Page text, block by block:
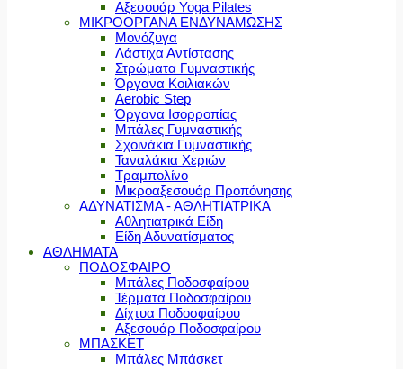
Αξεσουάρ Yoga Pilates
ΜΙΚΡΟΟΡΓΑΝΑ ΕΝΔΥΝΑΜΩΣΗΣ
Μονόζυγα
Λάστιχα Αντίστασης
Στρώματα Γυμναστικής
Όργανα Κοιλιακών
Aerobic Step
Όργανα Ισορροπίας
Μπάλες Γυμναστικής
Σχοινάκια Γυμναστικής
Ταναλάκια Χεριών
Τραμπολίνο
Μικροαξεσουάρ Προπόνησης
ΑΔΥΝΑΤΙΣΜΑ - ΑΘΛΗΤΙΑΤΡΙΚΑ
Αθλητιατρικά Είδη
Είδη Αδυνατίσματος
ΑΘΛΗΜΑΤΑ
ΠΟΔΟΣΦΑΙΡΟ
Μπάλες Ποδοσφαίρου
Τέρματα Ποδοσφαίρου
Δίχτυα Ποδοσφαίρου
Αξεσουάρ Ποδοσφαίρου
ΜΠΑΣΚΕΤ
Μπάλες Μπάσκετ